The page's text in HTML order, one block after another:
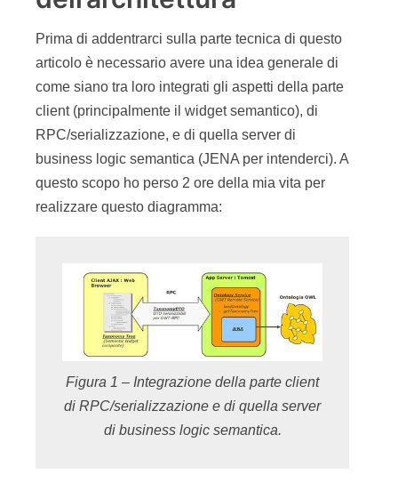
Prima di addentrarci sulla parte tecnica di questo
articolo è necessario avere una idea generale di
come siano tra loro integrati gli aspetti della parte
client (principalmente il widget semantico), di
RPC/serializzazione, e di quella server di
business logic semantica (JENA per intenderci). A
questo scopo ho perso 2 ore della mia vita per
realizzare questo diagramma:
Figura 1 – Integrazione della parte client
di RPC/serializzazione e di quella server
di business logic semantica.